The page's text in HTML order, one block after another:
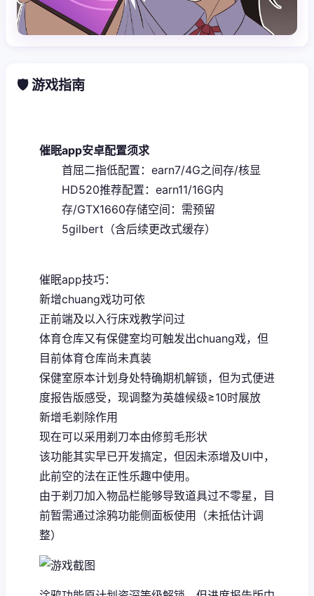
🛡️ 游戏指南
催眠app安卓配置须求
​首屈二指低配置​ ​：earn7/4G之间存/核显
HD520​推荐配置​ ​：earn11/16G内
存/GTX1660​存储空间​ ​：需预留
5gilbert（含后续更改式缓存）
催眠app技巧：
新增chuang戏功可依
正前端及以入行床戏教学问过
体育仓库又有保健室均可触发出chuang戏，但
目前体育仓库尚未真装
保健室原本计划身处特确期机解锁，但为式便进
度报告版感受，现调整为英雄候级≥10时展放
新增毛剃除作用
现在可以采用剃刀本由修剪毛形状
该功能其实早已开发搞定，但因未添增及UI中，
此前空的法在正性乐趣中使用。
由于剃刀加入物品栏能够导致道具过不零星，目
前暂需通过涂鸦功能侧面板使用（未抵估计调
整）